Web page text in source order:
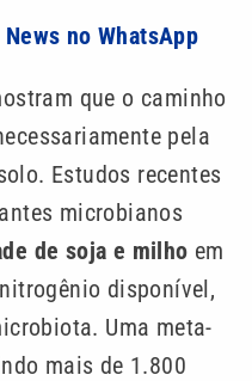
no WhatsApp
que o caminho
pela
Estudos recentes
microbianos
de soja e milho em
disponível,
Uma meta-
mais de 1.800